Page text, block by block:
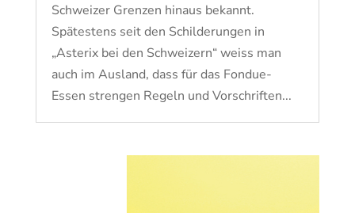
Schweizer Grenzen hinaus bekannt.
Spätestens seit den Schilderungen in
„Asterix bei den Schweizern“ weiss man
auch im Ausland, dass für das Fondue-
Essen strengen Regeln und Vorschriften...